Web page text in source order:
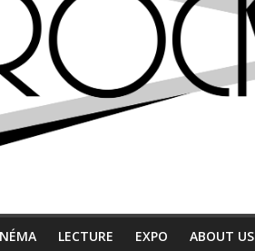
LECTURE EXPO ABOUT US